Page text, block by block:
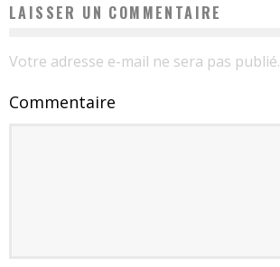
LAISSER UN COMMENTAIRE
Votre adresse e-mail ne sera pas publié.
Commentaire